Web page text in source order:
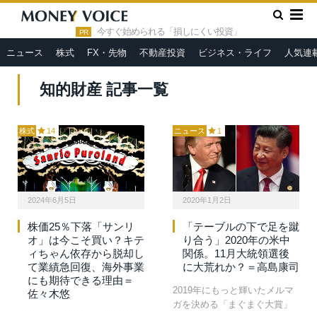
PR 今すぐ始められる「損しにくい投資」
ニュース 株式 FX・先物 不動産投資 ビジネス・ライフ 人気連
HOME » 知的財産
知的財産 記事一覧
株式 14
2024年6月5日
株価25％下落「サンリ
オ」は今こそ買い？キテ
ィちゃん依存から脱却し
て業績急回復、海外事業
にも期待できる理由＝
佐々木悠
ニュース 1
2020年1月2日
「テーブルの下で足を蹴
り合う」2020年の米中
関係。11月大統領選後
に大荒れか？＝高島康司
2019年にもっと輝いたメルマ
ガを決める「まぐまぐ大賞」